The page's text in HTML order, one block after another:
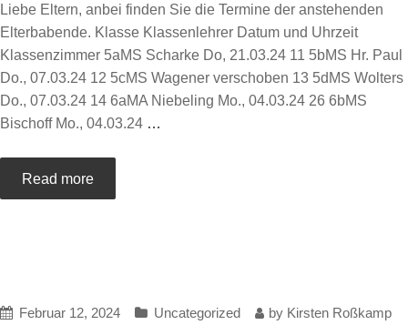
Liebe Eltern, anbei finden Sie die Termine der anstehenden
Elterbabende. Klasse Klassenlehrer Datum und Uhrzeit
Klassenzimmer 5aMS Scharke Do, 21.03.24 11 5bMS Hr. Paul
Do., 07.03.24 12 5cMS Wagener verschoben 13 5dMS Wolters
Do., 07.03.24 14 6aMA Niebeling Mo., 04.03.24 26 6bMS
Bischoff Mo., 04.03.24 …
Read more
Februar 12, 2024 Uncategorized by Kirsten Roßkamp